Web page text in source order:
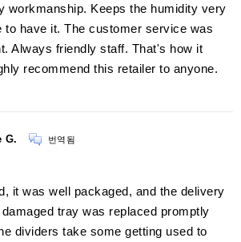
workmanship. Keeps the humidity very
to have it. The customer service was
Always friendly staff. That's how it
recommend this retailer to anyone.
G. 번역됨
it was well packaged, and the delivery
tray was replaced promptly
dividers take some getting used to